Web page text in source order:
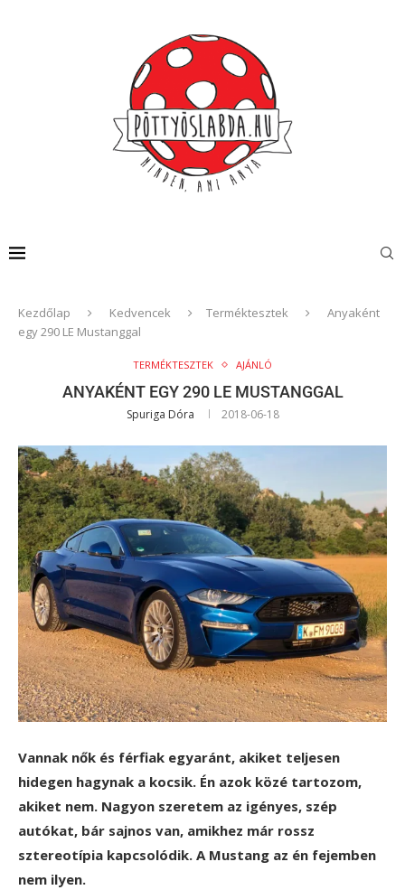
Kezdőlap Kedvencek Terméktesztek
Anyaként
egy 290 LE Mustanggal
TERMÉKTESZTEK AJÁNLÓ
ANYAKÉNT EGY 290 LE MUSTANGGAL
Spuriga Dóra 2018-06-18
Vannak nők és férfiak egyaránt, akiket teljesen
hidegen hagynak a kocsik. Én azok közé tartozom,
akiket nem. Nagyon szeretem az igényes, szép
autókat, bár sajnos van, amikhez már rossz
sztereotípia kapcsolódik. A Mustang az én fejemben
nem ilyen.